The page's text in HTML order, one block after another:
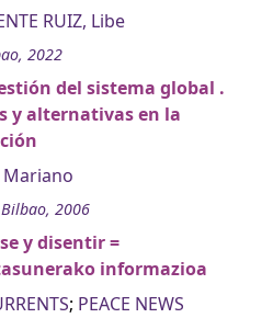
RUIZ, Libe
2022
del sistema global .
y alternativas en la
Mariano
2006
y disentir =
informazioa
; PEACE NEWS